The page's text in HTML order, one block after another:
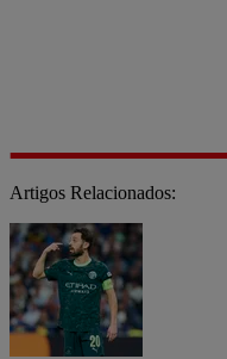
Artigos Relacionados: